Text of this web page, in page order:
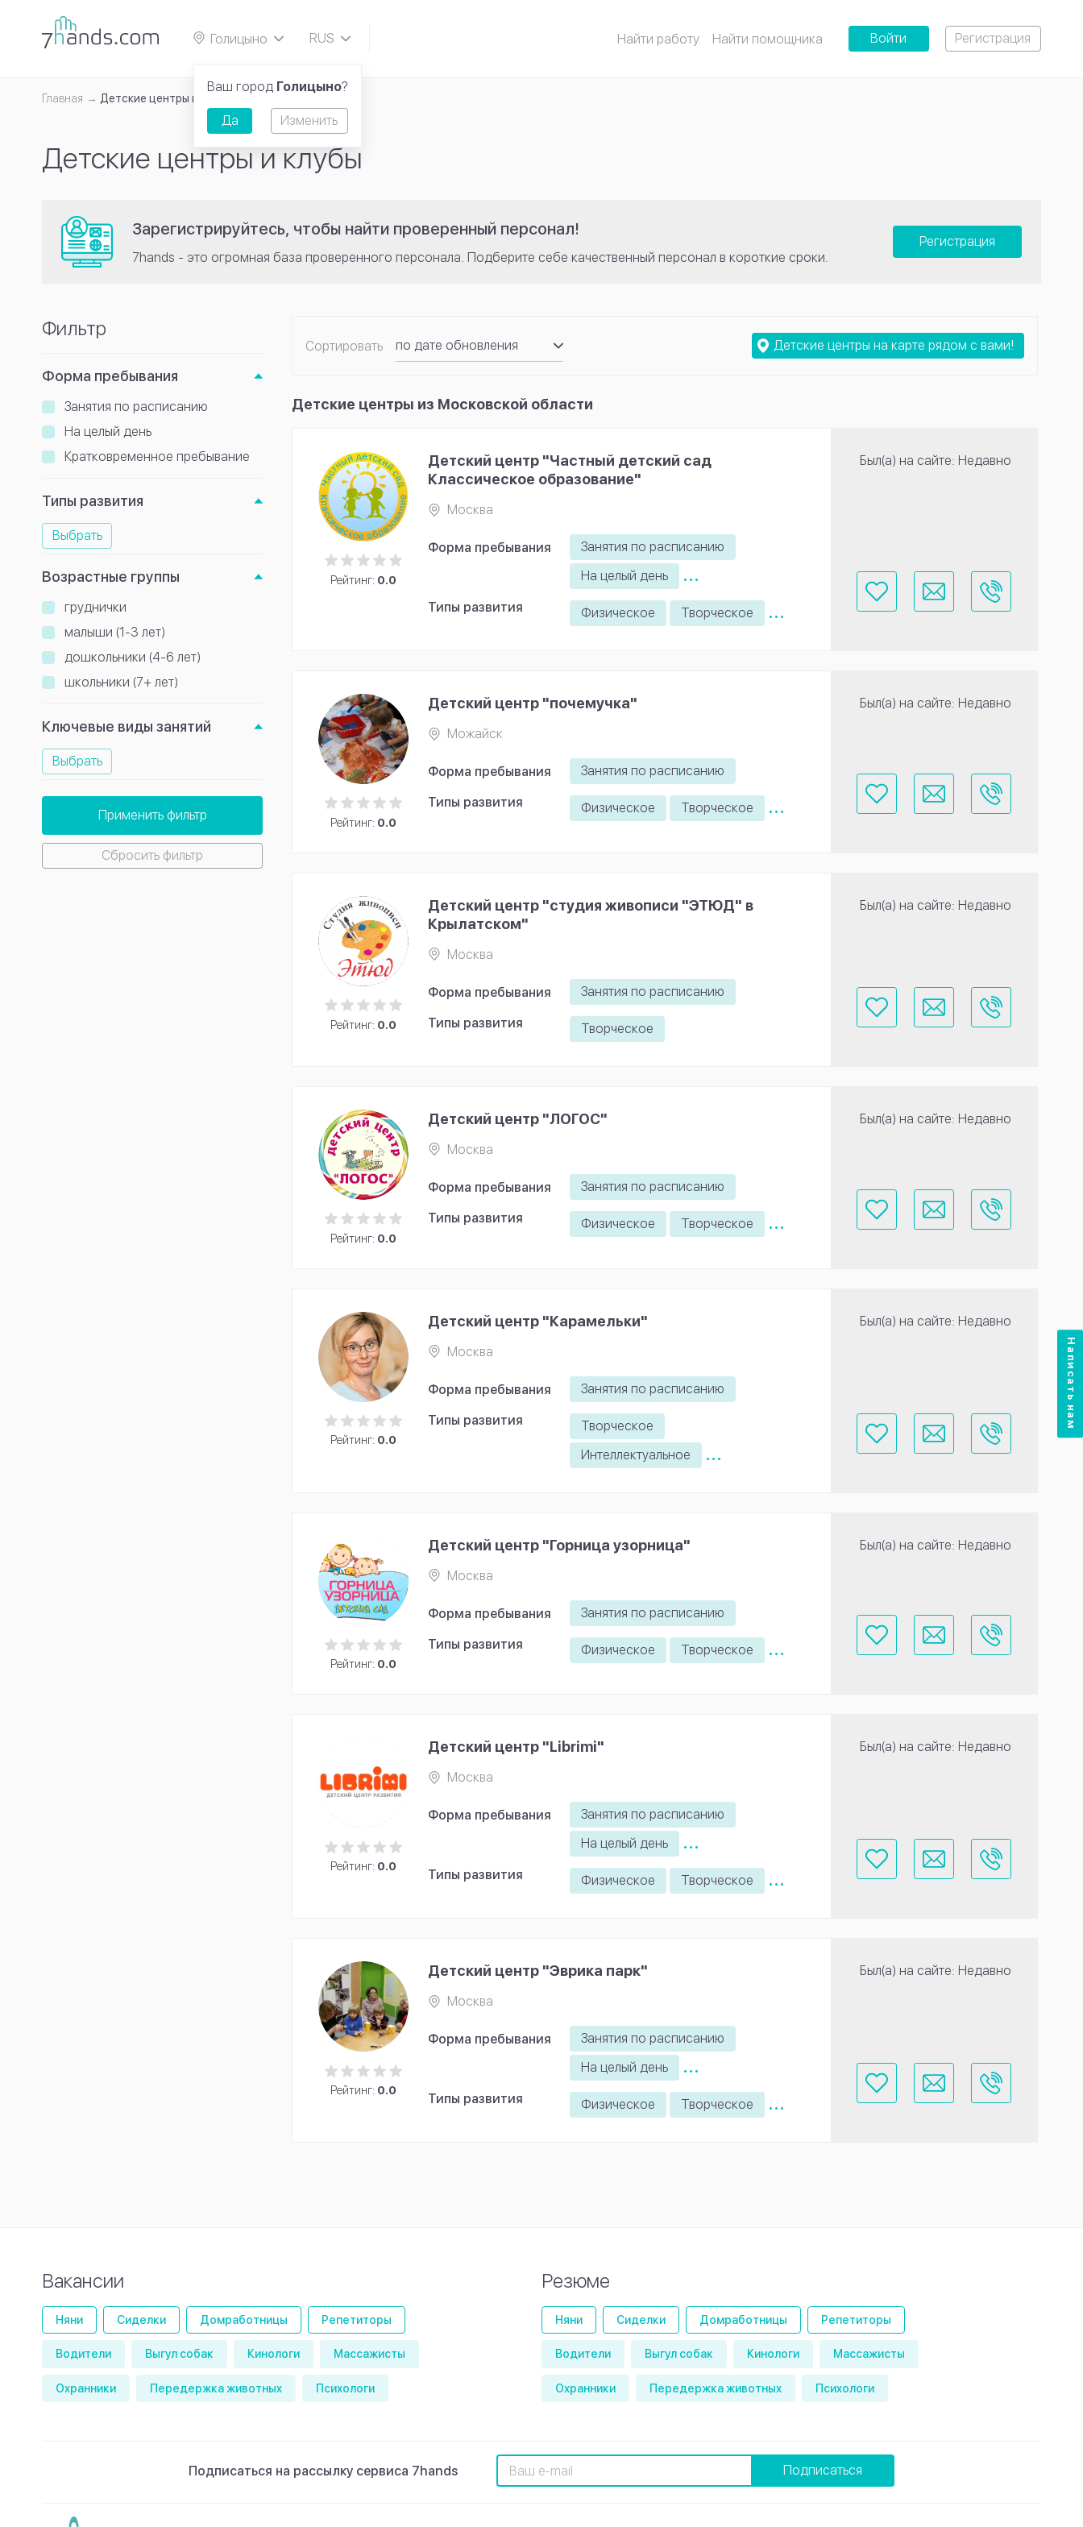
Голицыно
RUS
Найти работу Найти помощника Войти Регистрация
Главная Детские центры и клубы
Детские центры и клубы
Зарегистрируйтесь, чтобы найти проверенный персонал!
7hands - это огромная база проверенного персонала. Подберите себе качественный персонал в короткие сроки.
Регистрация
Фильтр
Форма пребывания
Занятия по расписанию
На целый день
Кратковременное пребывание
Типы развития
Выбрать
Возрастные группы
груднички
малыши (1-3 лет)
дошкольники (4-6 лет)
школьники (7+ лет)
Ключевые виды занятий
Выбрать
Применить фильтр
Сбросить фильтр
Сортировать
по дате обновления
по рейтингу
Детские центры на карте рядом с вами!
Детские центры из Московской области
Рейтинг: 0.0
Детский центр "Частный детский сад
Классическое образование"
Москва
Форма пребывания
Занятия по расписанию
На целый день
...
Типы развития Физическое Творческое ...
Был(а) на сайте: Недавно
Рейтинг: 0.0
Детский центр "почемучка"
Можайск
Форма пребывания Занятия по расписанию
Типы развития Физическое Творческое ...
Был(а) на сайте: Недавно
Рейтинг: 0.0
Детский центр "студия живописи "ЭТЮД" в
Крылатском"
Москва
Форма пребывания Занятия по расписанию
Типы развития Творческое
Был(а) на сайте: Недавно
Рейтинг: 0.0
Детский центр "ЛОГОС"
Москва
Форма пребывания Занятия по расписанию
Типы развития Физическое Творческое ...
Был(а) на сайте: Недавно
Рейтинг: 0.0
Детский центр "Карамельки"
Москва
Форма пребывания Занятия по расписанию
Типы развития
Творческое
Интеллектуальное
...
Был(а) на сайте: Недавно
Рейтинг: 0.0
Детский центр "Горница узорница"
Москва
Форма пребывания Занятия по расписанию
Типы развития Физическое Творческое ...
Был(а) на сайте: Недавно
Рейтинг: 0.0
Детский центр "Librimi"
Москва
Форма пребывания
Занятия по расписанию
На целый день
...
Типы развития Физическое Творческое ...
Был(а) на сайте: Недавно
Рейтинг: 0.0
Детский центр "Эврика парк"
Москва
Форма пребывания
Занятия по расписанию
На целый день
...
Типы развития Физическое Творческое ...
Был(а) на сайте: Недавно
Вакансии
Няни Сиделки Домработницы Репетиторы
Водители Выгул собак Кинологи Массажисты
Охранники Передержка животных Психологи
Резюме
Няни Сиделки Домработницы Репетиторы
Водители Выгул собак Кинологи Массажисты
Охранники Передержка животных Психологи
Подписаться на рассылку сервиса 7hands Подписаться
Написать нам
Ваш город Голицыно?
Да Изменить